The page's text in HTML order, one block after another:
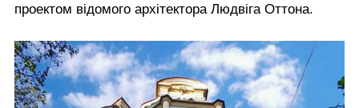
проектом відомого архітектора Людвіга Оттона.